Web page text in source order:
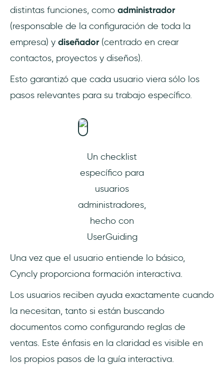
distintas funciones, como administrador
(responsable de la configuración de toda la
empresa) y diseñador(centrado en crear
contactos, proyectos y diseños).
Esto garantizó que cada usuario viera sólo los
pasos relevantes para su trabajo específico.
Un checklist
específico para
usuarios
administradores,
hecho con
UserGuiding
Una vez que el usuario entiende lo básico,
Cyncly proporciona formación interactiva.
Los usuarios reciben ayuda exactamente cuando
la necesitan, tanto si están buscando
documentos como configurando reglas de
ventas. Este énfasis en la claridad es visible en
los propios pasos de la guía interactiva.